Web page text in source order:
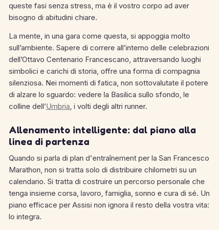
queste fasi senza stress, ma è il vostro corpo ad aver
bisogno di abitudini chiare.
La mente, in una gara come questa, si appoggia molto
sull’ambiente. Sapere di correre all’interno delle celebrazioni
dell’Ottavo Centenario Francescano, attraversando luoghi
simbolici e carichi di storia, offre una forma di compagnia
silenziosa. Nei momenti di fatica, non sottovalutate il potere
di alzare lo sguardo: vedere la Basilica sullo sfondo, le
colline dell’Umbria, i volti degli altri runner.
Allenamento intelligente: dal piano alla
linea di partenza
Quando si parla di plan d'entraînement per la San Francesco
Marathon, non si tratta solo di distribuire chilometri su un
calendario. Si tratta di costruire un percorso personale che
tenga insieme corsa, lavoro, famiglia, sonno e cura di sé. Un
piano efficace per Assisi non ignora il resto della vostra vita:
lo integra.